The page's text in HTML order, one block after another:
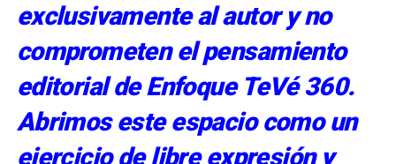
exclusivamente al autor y no
comprometen el pensamiento
editorial de Enfoque TeVé 360.
Abrimos este espacio como un
ejercicio de libre expresión y